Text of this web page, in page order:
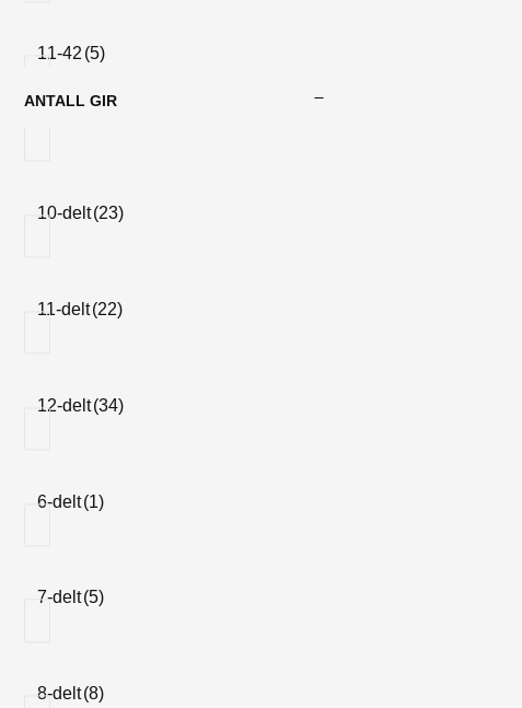
11-42 (5)
ANTALL GIR
10-delt(23)
11-delt(22)
12-delt(34)
6-delt(1)
7-delt(5)
8-delt(8)